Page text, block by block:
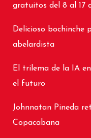
gratuitos del 8 al 17
Delicioso bochinche
abelardista
El trilema de la IA
el futuro
Johnnatan Pineda
Copacabana